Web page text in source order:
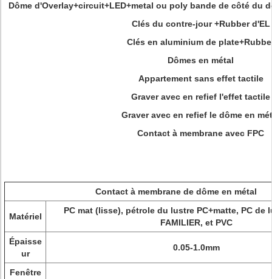
Dôme d'Overlay+circuit+LED+metal ou poly bande de côté du
Clés du contre-jour +Rubber d'EL
Clés en aluminium de
Dômes en métal
Appartement sans effet tactile
Graver avec en refief l'effet tactile
Graver avec en refief le dôme en
Contact à membrane avec FPC
Contact à membrane de dôme en métal
Matériel
PC mat (lisse), pétrole du lustre PC+matte, PC de
FAMILIER, et PVC
Épaisse
ur
0.05-1.0mm
Fenêtre